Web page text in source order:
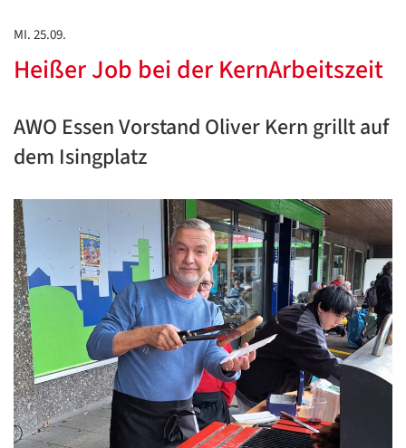
MI. 25.09.
Heißer Job bei der KernArbeitszeit
AWO Essen Vorstand Oliver Kern grillt auf
dem Isingplatz